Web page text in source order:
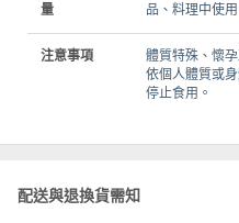
量
品、料理中使用
注意事項
體質特殊、懷
依個人體質或
停止食用。
配送與退換貨需知